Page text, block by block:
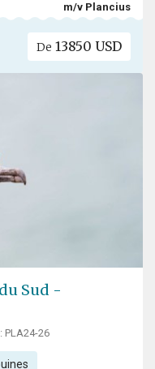
m/v Plancius
De 13850 USD
Sud -
PLA24-26